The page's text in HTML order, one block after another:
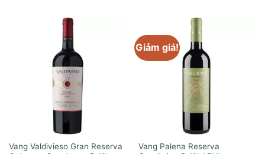
Vang Valdivieso Gran Reserva
Giảm giá!
Vang Palena Reserva